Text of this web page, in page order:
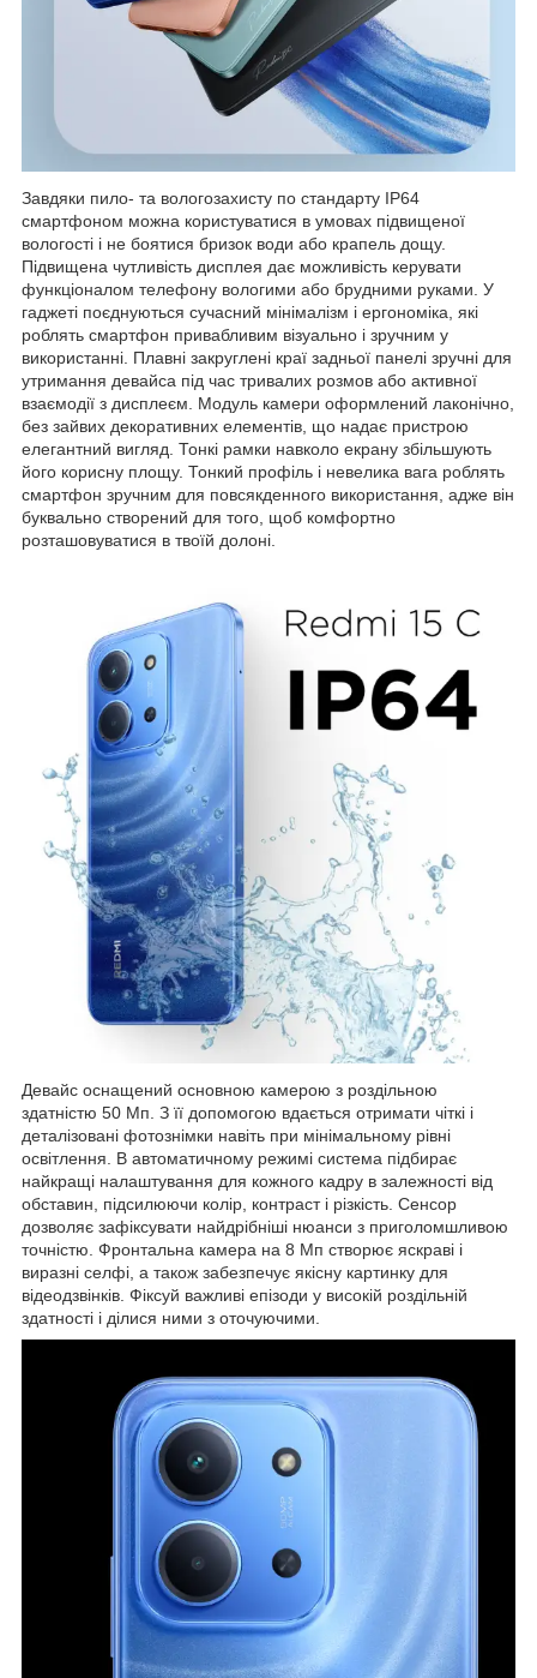
Завдяки пило- та вологозахисту по стандарту IP64
смартфоном можна користуватися в умовах підвищеної
вологості і не боятися бризок води або крапель дощу.
Підвищена чутливість дисплея дає можливість керувати
функціоналом телефону вологими або брудними руками. У
гаджеті поєднуються сучасний мінімалізм і ергономіка, які
роблять смартфон привабливим візуально і зручним у
використанні. Плавні закруглені краї задньої панелі зручні для
утримання девайса під час тривалих розмов або активної
взаємодії з дисплеєм. Модуль камери оформлений лаконічно,
без зайвих декоративних елементів, що надає пристрою
елегантний вигляд. Тонкі рамки навколо екрану збільшують
його корисну площу. Тонкий профіль і невелика вага роблять
смартфон зручним для повсякденного використання, адже він
буквально створений для того, щоб комфортно
розташовуватися в твоїй долоні.
Девайс оснащений основною камерою з роздільною
здатністю 50 Мп. З її допомогою вдається отримати чіткі і
деталізовані фотознімки навіть при мінімальному рівні
освітлення. В автоматичному режимі система підбирає
найкращі налаштування для кожного кадру в залежності від
обставин, підсилюючи колір, контраст і різкість. Сенсор
дозволяє зафіксувати найдрібніші нюанси з приголомшливою
точністю. Фронтальна камера на 8 Мп створює яскраві і
виразні селфі, а також забезпечує якісну картинку для
відеодзвінків. Фіксуй важливі епізоди у високій роздільній
здатності і ділися ними з оточуючими.